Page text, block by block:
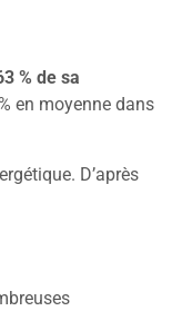
% de sa
en moyenne dans
D’après